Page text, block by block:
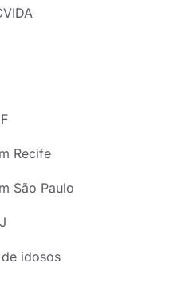
Recife
São Paulo
idosos